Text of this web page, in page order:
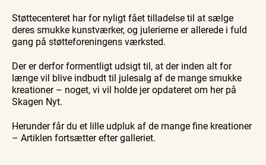
Støttecenteret har for nyligt fået tilladelse til at sælge
deres smukke kunstværker, og julerierne er allerede i fuld
gang på støtteforeningens værksted.
Der er derfor formentligt udsigt til, at der inden alt for
længe vil blive indbudt til julesalg af de mange smukke
kreationer – noget, vi vil holde jer opdateret om her på
Skagen Nyt.
Herunder får du et lille udpluk af de mange fine kreationer
– Artiklen fortsætter efter galleriet.